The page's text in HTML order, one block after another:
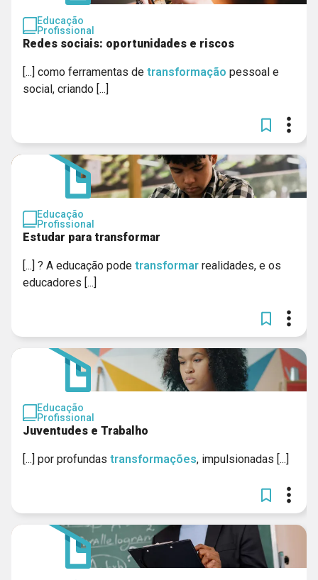
Educação
Profissional
Redes sociais: oportunidades e riscos
[...] como ferramentas de transformação pessoal e
social, criando [...]
Educação
Profissional
Estudar para transformar
[...] ? A educação pode transformar realidades, e os
educadores [...]
Educação
Profissional
Juventudes e Trabalho
[...] por profundas transformações, impulsionadas [...]